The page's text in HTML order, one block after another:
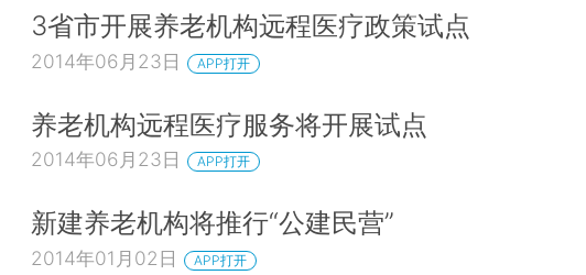
3省市开展养老机构远程医疗政策试点
2014年06月23日 APP打开
养老机构远程医疗服务将开展试点
2014年06月23日 APP打开
新建养老机构将推行“公建民营”
2014年01月02日 APP打开